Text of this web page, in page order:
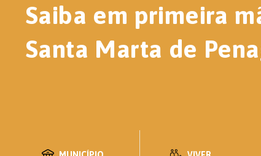
Saiba em primeira
Santa Marta de